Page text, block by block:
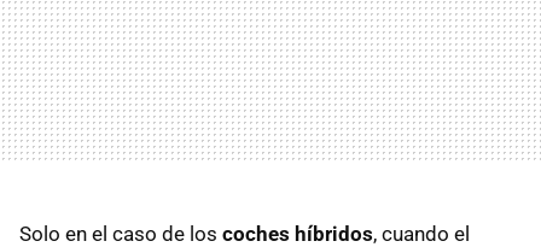
Solo en el caso de los coches híbridos, cuando el